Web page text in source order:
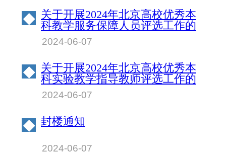
◆ 关于开展2024年北京高校优秀本
科教学服务保障人员评选工作的
通知
2024-06-07
◆ 关于开展2024年北京高校优秀本
科实验教学指导教师评选工作的
通知
2024-06-07
◆ 封楼通知
2024-06-07